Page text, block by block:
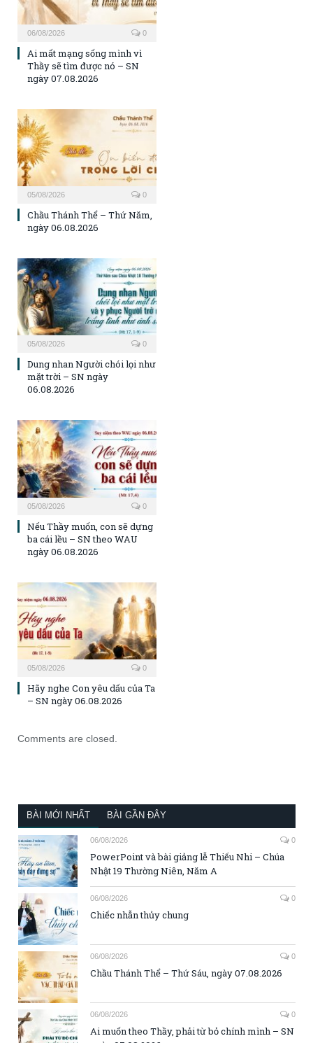
06/08/2026 0
Ai mất mạng sống mình vì
Thầy sẽ tìm được nó – SN
ngày 07.08.2026
05/08/2026 0
Chầu Thánh Thể – Thứ Năm,
ngày 06.08.2026
05/08/2026 0
Dung nhan Người chói lọi như
mặt trời – SN ngày
06.08.2026
05/08/2026 0
Nếu Thầy muốn, con sẽ dựng
ba cái lều – SN theo WAU
ngày 06.08.2026
05/08/2026 0
Hãy nghe Con yêu dấu của Ta
– SN ngày 06.08.2026
Comments are closed.
BÀI MỚI NHẤT BÀI GẦN ĐÂY
06/08/2026 0
PowerPoint và bài giảng lễ Thiếu Nhi – Chúa
Nhật 19 Thường Niên, Năm A
06/08/2026 0
Chiếc nhẫn thủy chung
06/08/2026 0
Chầu Thánh Thể – Thứ Sáu, ngày 07.08.2026
06/08/2026 0
Ai muốn theo Thầy, phải từ bỏ chính mình – SN